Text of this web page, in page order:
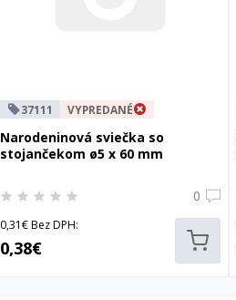
37111 VYPREDANÉ
Narodeninová sviečka so
stojančekom ø5 x 60 mm
0
0,31€ Bez DPH:
0,38€